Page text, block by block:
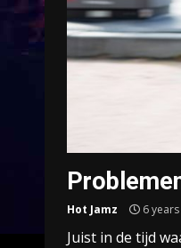
Hot Jamz 6
Juist in de tijd